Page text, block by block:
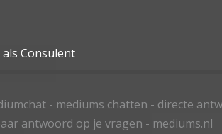
Consulent
- mediums chatten - directe
antwoord op je vragen - mediums.nl